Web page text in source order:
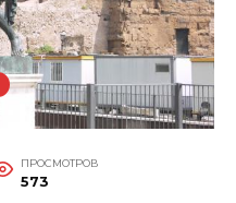
ПРОСМОТРОВ
573